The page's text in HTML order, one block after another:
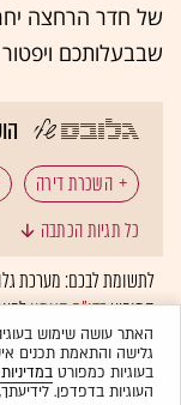
של חדר הרחצה
שבבעלותכם
השכרת דירה
משרד האוצר
כל תגיות הכתבה
לתשומת לבכם: מערכת
המופיעבדו"ח האמון
בלתי הולם אחר מסוננים
גלישה והתאמת תכנים
בעוגיות כמפורט
העוגיות בדפדפן.